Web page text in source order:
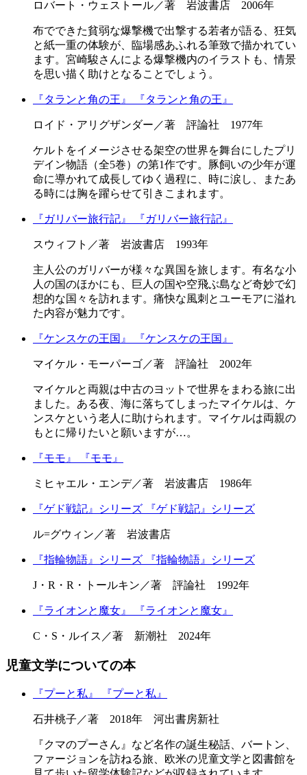
ロバート・ウェストール／著 岩波書店 2006年
布でできた貧弱な爆撃機で出撃する若者が語る、狂気
と紙一重の体験が、臨場感あふれる筆致で描かれてい
ます。宮崎駿さんによる爆撃機内のイラストも、情景
を思い描く助けとなることでしょう。
『タランと角の王』 『タランと角の王』
ロイド・アリグザンダー／著 評論社 1977年
ケルトをイメージさせる架空の世界を舞台にしたプリ
デイン物語（全5巻）の第1作です。豚飼いの少年が運
命に導かれて成長してゆく過程に、時に涙し、またあ
る時には胸を躍らせて引きこまれます。
『ガリバー旅行記』 『ガリバー旅行記』
スウィフト／著 岩波書店 1993年
主人公のガリバーが様々な異国を旅します。有名な小
人の国のほかにも、巨人の国や空飛ぶ島など奇妙で幻
想的な国々を訪れます。痛快な風刺とユーモアに溢れ
た内容が魅力です。
『ケンスケの王国』 『ケンスケの王国』
マイケル・モーパーゴ／著 評論社 2002年
マイケルと両親は中古のヨットで世界をまわる旅に出
ました。ある夜、海に落ちてしまったマイケルは、ケ
ンスケという老人に助けられます。マイケルは両親の
もとに帰りたいと願いますが…。
『モモ』 『モモ』
ミヒャエル・エンデ／著 岩波書店 1986年
『ゲド戦記』シリーズ 『ゲド戦記』シリーズ
ル=グウィン／著 岩波書店
『指輪物語』シリーズ 『指輪物語』シリーズ
J・R・R・トールキン／著 評論社 1992年
『ライオンと魔女』 『ライオンと魔女』
C・S・ルイス／著 新潮社 2024年
児童文学についての本
『プーと私』 『プーと私』
石井桃子／著 2018年 河出書房新社
『クマのプーさん』など名作の誕生秘話、バートン、
ファージョンを訪ねる旅、欧米の児童文学と図書館を